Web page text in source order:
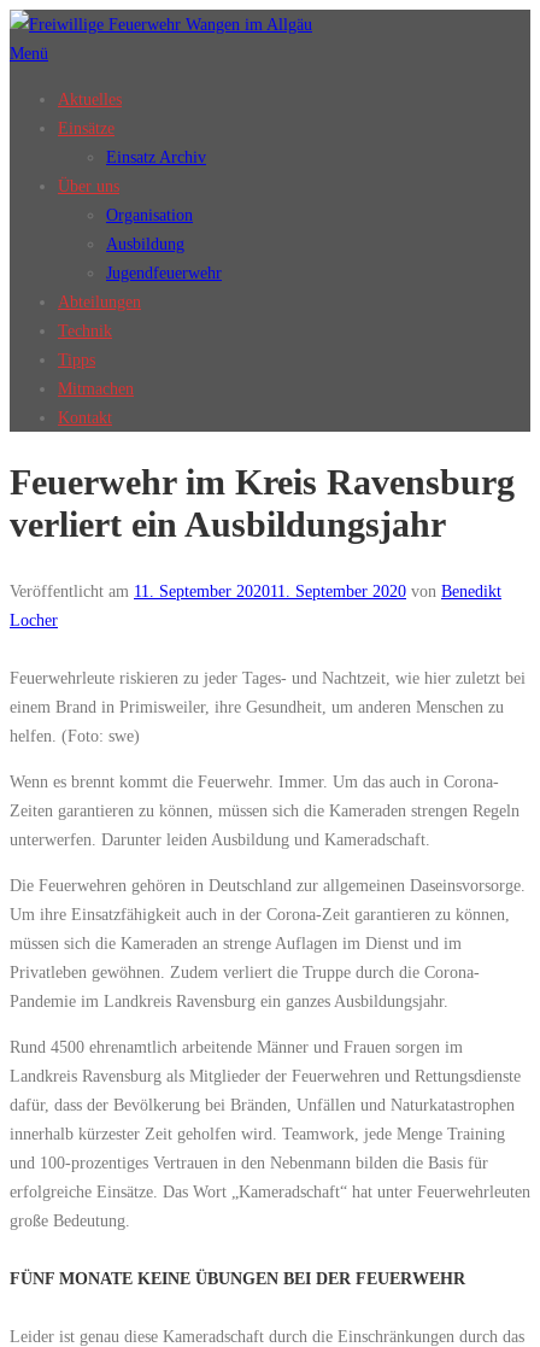
Zum
Inhalt
Menü
Aktuelles
Einsätze
Einsatz Archiv
Über uns
Organisation
Ausbildung
Jugendfeuerwehr
Abteilungen
Technik
Tipps
Mitmachen
Kontakt
Feuerwehr im Kreis Ravensburg
verliert ein Ausbildungsjahr
Veröffentlicht am 11. September 202011. September 2020 von Benedikt
Locher
Feuerwehrleute riskieren zu jeder Tages- und Nachtzeit, wie hier zuletzt bei
einem Brand in Primisweiler, ihre Gesundheit, um anderen Menschen zu
helfen. (Foto: swe)
Wenn es brennt kommt die Feuerwehr. Immer. Um das auch in Corona-
Zeiten garantieren zu können, müssen sich die Kameraden strengen Regeln
unterwerfen. Darunter leiden Ausbildung und Kameradschaft.
Die Feuerwehren gehören in Deutschland zur allgemeinen Daseinsvorsorge.
Um ihre Einsatzfähigkeit auch in der Corona-Zeit garantieren zu können,
müssen sich die Kameraden an strenge Auflagen im Dienst und im
Privatleben gewöhnen. Zudem verliert die Truppe durch die Corona-
Pandemie im Landkreis Ravensburg ein ganzes Ausbildungsjahr.
Rund 4500 ehrenamtlich arbeitende Männer und Frauen sorgen im
Landkreis Ravensburg als Mitglieder der Feuerwehren und Rettungsdienste
dafür, dass der Bevölkerung bei Bränden, Unfällen und Naturkatastrophen
innerhalb kürzester Zeit geholfen wird. Teamwork, jede Menge Training
und 100-prozentiges Vertrauen in den Nebenmann bilden die Basis für
erfolgreiche Einsätze. Das Wort „Kameradschaft“ hat unter Feuerwehrleuten
große Bedeutung.
FÜNF MONATE KEINE ÜBUNGEN BEI DER FEUERWEHR
Leider ist genau diese Kameradschaft durch die Einschränkungen durch das